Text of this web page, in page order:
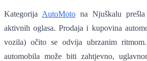
Kategorija AutoMoto na Njuškalu
aktivnih oglasa. Prodaja i kupovina
vozila) očito se odvija ubrzanim
automobila može biti zahtjevno,